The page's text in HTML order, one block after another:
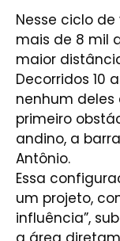
Nesse ciclo
mais de 8 mil
maior
Decorridos 10
nenhum deles
primeiro
andino, a
Antônio.
Essa
um projeto,
influência”,